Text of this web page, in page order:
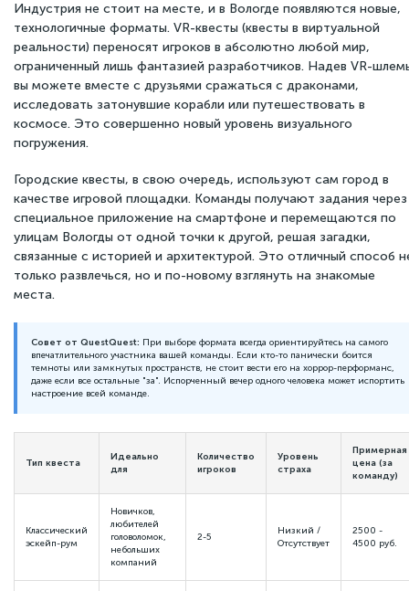
Индустрия не стоит на месте, и в Вологде появляются новые,
технологичные форматы. VR-квесты (квесты в виртуальной
реальности) переносят игроков в абсолютно любой мир,
ограниченный лишь фантазией разработчиков. Надев VR-
вы можете вместе с друзьями сражаться с драконами,
исследовать затонувшие корабли или путешествовать в
космосе. Это совершенно новый уровень визуального
погружения.
Городские квесты, в свою очередь, используют сам город в
качестве игровой площадки. Команды получают задания через
специальное приложение на смартфоне и перемещаются по
улицам Вологды от одной точки к другой, решая загадки,
связанные с историей и архитектурой. Это отличный способ
только развлечься, но и по-новому взглянуть на знакомые
места.
Совет от QuestQuest: При выборе формата всегда ориентируйтесь на самого
впечатлительного участника вашей команды. Если кто-то панически боится
темноты или замкнутых пространств, не стоит вести его на хоррор-перформанс,
даже если все остальные "за". Испорченный вечер одного человека может испортить
настроение всей команде.
Тип квеста
Идеально
для
Количество
игроков
Уровень
страха
Примерная
цена (за
команду)
Классический
эскейп-рум
Новичков,
любителей
головоломок,
небольших
компаний
2-5
Низкий /
Отсутствует
2500 -
4500 руб.